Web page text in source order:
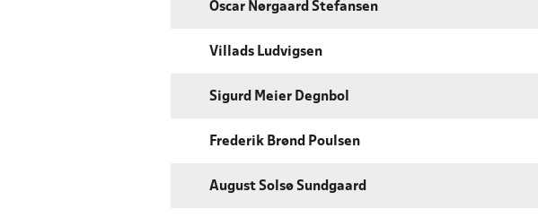
Oscar Nørgaard Stefansen
Villads Ludvigsen
Sigurd Meier Degnbol
Frederik Brønd Poulsen
August Solsø Sundgaard